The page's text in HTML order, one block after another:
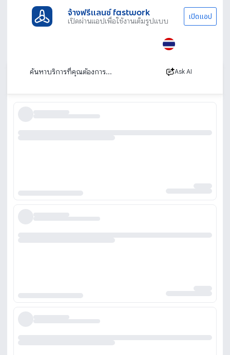
จ้างฟรีแลนซ์ fastwork
เปิดผ่านแอปเพื่อใช้งานเต็มรูปแบบ เปิดแอป
Ask AI
การแพทย์ และสุขภาพอื่นๆ
รวมงานสายสุขภาพและการแพทย์อื่นๆ
เรียงตาม